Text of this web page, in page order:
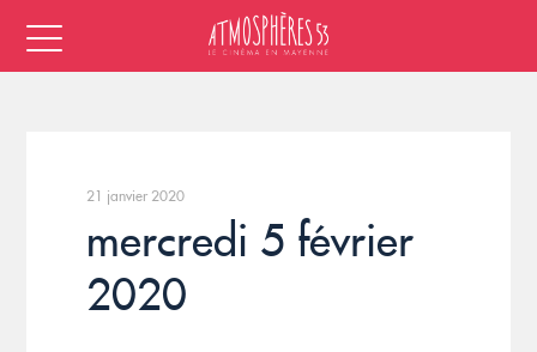
21 janvier 2020
mercredi 5 février
2020